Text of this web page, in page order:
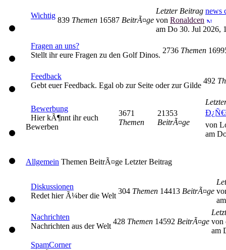
Wichtig
839 Themen 16587 BeitrÃ¤ge
Letzter Beitrag news
von Ronaldcen
am Do 30. Jul 2026,
Fragen an uns?
Stellt ihr eure Fragen zu den Golf Dinos.
2736 Themen
Feedback
Gebt euer Feedback. Egal ob zur Seite oder zur Gilde
492
Bewerbung
Hier kÃ¶nnt ihr euch
Bewerben
3671
Themen
21353
BeitrÃ¤ge
von
am
Allgemein Themen BeitrÃ¤ge Letzter Beitrag
Diskussionen
Redet hier Ã¼ber die Welt
304 Themen 14413 BeitrÃ¤ge
Nachrichten
Nachrichten aus der Welt
428 Themen 14592 BeitrÃ¤ge von
am
SpamCorner